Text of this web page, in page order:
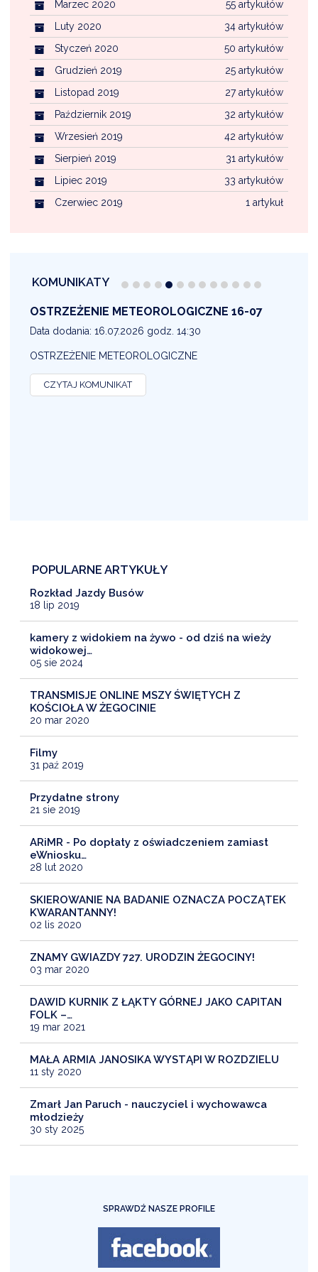
55 artykułów
Marzec 2020
34 artykułów
Luty 2020
50 artykułów
Styczeń 2020
25 artykułów
Grudzień 2019
27 artykułów
Listopad 2019
32 artykułów
Październik 2019
42 artykułów
Wrzesień 2019
31 artykułów
Sierpień 2019
33 artykułów
Lipiec 2019
1 artykuł
Czerwiec 2019
KOMUNIKATY
OSTRZEŻENIE METEOROLOGICZNE 16-07
Data dodania: 16.07.2026 godz. 14:30
OSTRZEŻENIE METEOROLOGICZNE
CZYTAJ KOMUNIKAT
POPULARNE ARTYKUŁY
Rozkład Jazdy Busów
18 lip 2019
kamery z widokiem na żywo - od dziś na wieży
widokowej…
05 sie 2024
TRANSMISJE ONLINE MSZY ŚWIĘTYCH Z
KOŚCIOŁA W ŻEGOCINIE
20 mar 2020
Filmy
31 paź 2019
Przydatne strony
21 sie 2019
ARiMR - Po dopłaty z oświadczeniem zamiast
eWniosku…
28 lut 2020
SKIEROWANIE NA BADANIE OZNACZA POCZĄTEK
KWARANTANNY!
02 lis 2020
ZNAMY GWIAZDY 727. URODZIN ŻEGOCINY!
03 mar 2020
DAWID KURNIK Z ŁĄKTY GÓRNEJ JAKO CAPITAN
FOLK –…
19 mar 2021
MAŁA ARMIA JANOSIKA WYSTĄPI W ROZDZIELU
11 sty 2020
Zmarł Jan Paruch - nauczyciel i wychowawca
młodzieży
30 sty 2025
SPRAWDŹ NASZE PROFILE